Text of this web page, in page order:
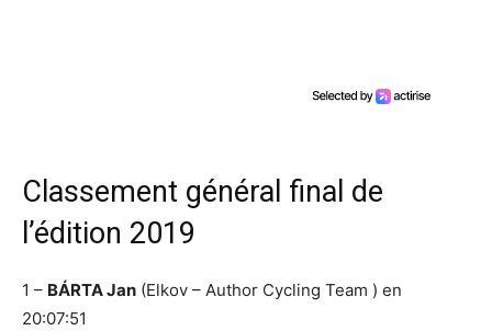
Classement général final de
l’édition 2019
1 – BÁRTA Jan (Elkov – Author Cycling Team ) en
20:07:51